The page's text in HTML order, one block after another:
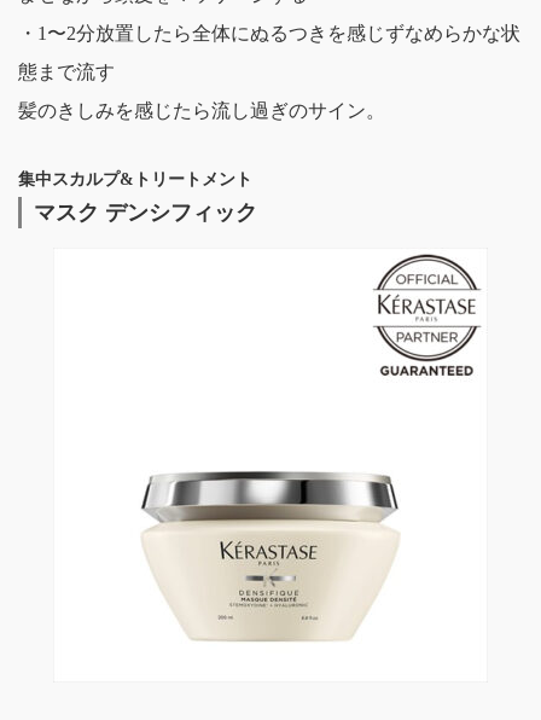
・1〜2分放置したら全体にぬるつきを感じずなめらかな状
態まで流す
髪のきしみを感じたら流し過ぎのサイン。
集中スカルプ&トリートメント
マスク デンシフィック